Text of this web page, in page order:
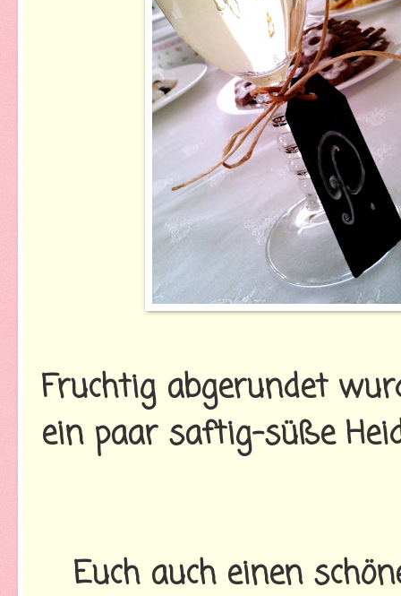
Fruchtig abgerundet
ein paar saftig-süße
Euch auch einen